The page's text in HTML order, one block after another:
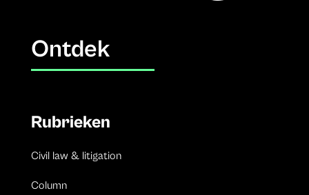
Ontdek
Rubrieken
Civil law & litigation
Column